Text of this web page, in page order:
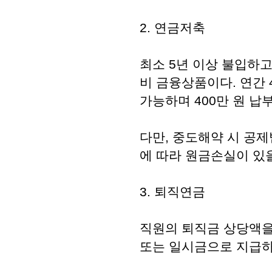
2. 연금저축
최소 5년 이상 불입하
비 금융상품이다. 연간
가능하며 400만 원 납
다만, 중도해약 시 공
에 따라 원금손실이 있
3. 퇴직연금
직원의 퇴직금 상당액
또는 일시금으로 지급